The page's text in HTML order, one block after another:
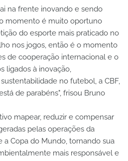
na frente inovando e sendo
momento é muito oportuno
do esporte mais praticado no
nos jogos, então é o momento
de cooperação internacional e o
ligados à inovação,
no futebol, a CBF,
de parabéns", frisou Bruno
mapear, reduzir e compensar
pelas operações da
a Copa do Mundo, tornando sua
mais responsável e